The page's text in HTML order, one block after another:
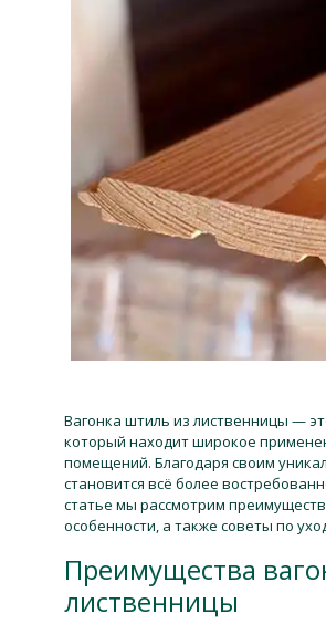
Вагонка штиль из лиственницы —
который находит широкое
помещений. Благодаря своим
становится всё более
статье мы рассмотрим
особенности, а также советы по
Преимущества
лиственницы